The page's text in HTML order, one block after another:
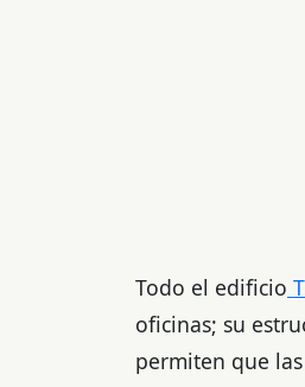
Todo el edificio
oficinas; su
permiten que